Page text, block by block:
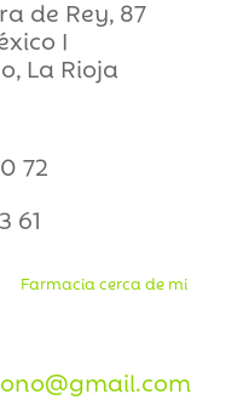
de Rey, 87
I
La Rioja
72
61
Farmacia cerca de mi